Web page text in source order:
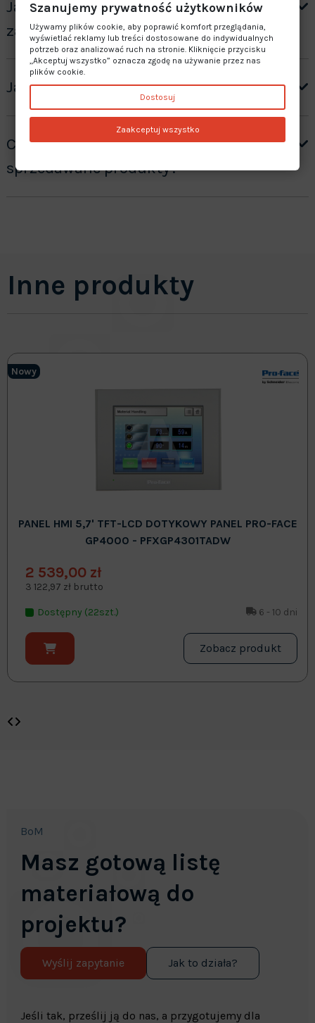
Jak otrzymać wycenę produktów ”na
zamówienie”?
Jaki jest czas realizacji zamówienia?
Czy oferujecie gwarancję na
sprzedawane produkty?
Inne produkty
Nowy
PANEL HMI 5,7' TFT-LCD DOTYKOWY PANEL PRO-FACE
GP4000 - PFXGP4301TADW
2 539,00 zł
3 122,97 zł brutto
Dostępny (22szt.) 6 - 10 dni
Zobacz produkt
BoM
Masz gotową listę
materiałową do
projektu?
Wyślij zapytanie Jak to działa?
Jeśli tak, prześlij ją do nas, a przygotujemy dla
Szanujemy prywatność użytkowników
Używamy plików cookie, aby poprawić komfort przeglądania,
wyświetlać reklamy lub treści dostosowane do indywidualnych
potrzeb oraz analizować ruch na stronie. Kliknięcie przycisku
„Akceptuj wszystko” oznacza zgodę na używanie przez nas
plików cookie.
Dostosuj
Zaakceptuj wszystko